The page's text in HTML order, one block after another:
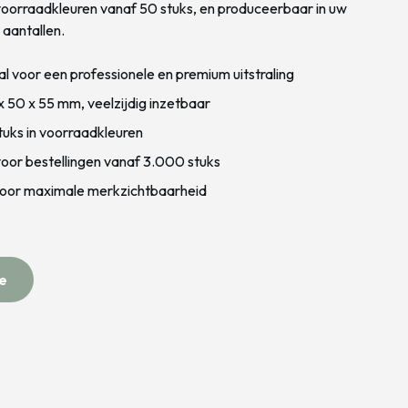
vanaf 50 stuks, en produceerbaar in uw
voor een professionele en premium uitstraling
50 x 55 mm, veelzijdig inzetbaar
in voorraadkleuren
bestellingen vanaf 3.000 stuks
maximale merkzichtbaarheid